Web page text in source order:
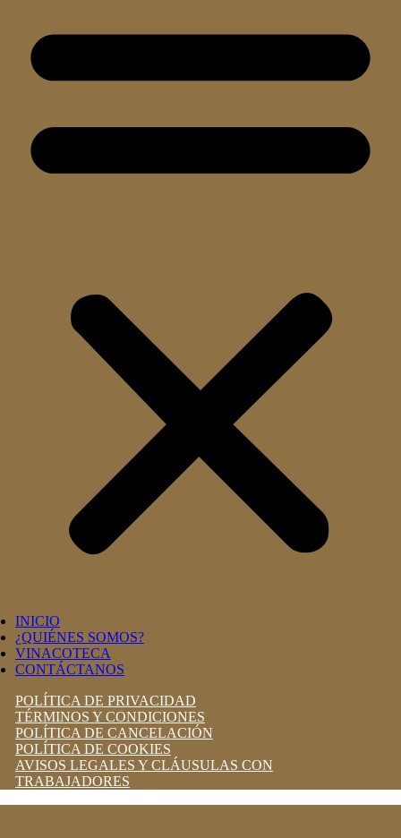
INICIO
¿QUIÉNES SOMOS?
VINACOTECA
CONTÁCTANOS
POLÍTICA DE PRIVACIDAD
TÉRMINOS Y CONDICIONES
POLÍTICA DE CANCELACIÓN
POLÍTICA DE COOKIES
AVISOS LEGALES Y CLÁUSULAS CON
TRABAJADORES